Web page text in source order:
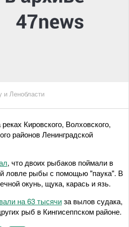
и Ленобласти
Кировского, Волховского,
районов Ленинградской
, что двоих рыбаков поймали в
ловле рыбы с помощью "паука". В
окунь, щука, карась и язь.
на 63 тысячиза вылов судака,
рыб в Кингисеппском районе.